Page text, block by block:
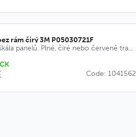
rám čirý 3M P05030721F
Široká škála panelů. Plné, čiré nebo červeně transparentní.
Code: 1041562